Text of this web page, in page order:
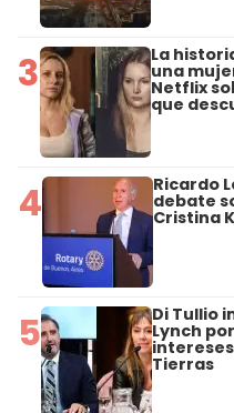
3 La
una
Netflix
que
4 Ricardo
debate
Cristina
5 Di Tullio
Lynch
Tierras